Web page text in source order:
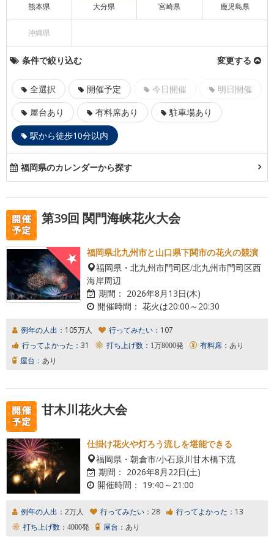
熊本県 大分県 宮崎県 鹿児島県
沖縄県
条件で絞り込む 変更する
全選択 開催予定 今日開催
明日開催
屋台あり
有料席あり
駐車場あり
駅から徒歩10分以内
福岡県のカレンダーから探す
第39回 関門海峡花火大会
福岡県北九州市と山口県下関市の花火の競演
福岡県・北九州市門司区/北九州市門司区西
海岸周辺
期間： 2026年8月13日(木)
開催時間： 花火は20:00～20:30
例年の人出： 105万人 行ってみたい： 107
行ってよかった： 31 打ち上げ数： 1万8000発 有料席： あり
屋台： あり
甘木川花火大会
仕掛け花火や灯ろう流しを堪能できる
福岡県・朝倉市/小石原川甘木橋下流
期間： 2026年8月22日(土)
開催時間： 19:40～21:00
例年の人出： 2万人 行ってみたい： 28 行ってよかった： 13
打ち上げ数： 4000発 屋台： あり